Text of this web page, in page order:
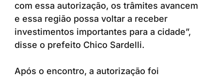
com essa autorização, os trâmites avancem
e essa região possa voltar a receber
investimentos importantes para a cidade”,
disse o prefeito Chico Sardelli.
Após o encontro, a autorização foi